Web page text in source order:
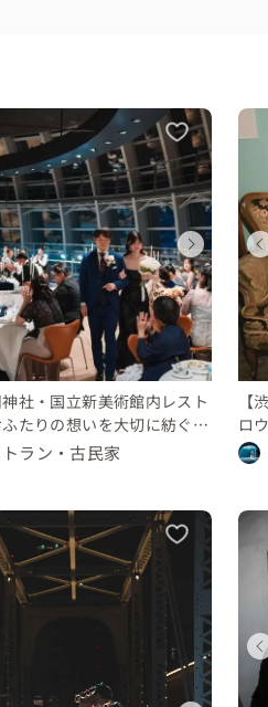
ィング
500 万円
ディング
京都
〜 万円
ウェディング
東京都
250 〜 300 万円
社・国立新美術館内レスト
たりの想いを大切に紡ぐ結
ラン・古民家
ウェディングフォト
東京都
〜 10 万円
【
ロ
ディング
ウェディングウェディングフォト